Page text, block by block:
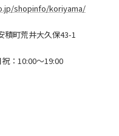
shopinfo/koriyama/
町荒井大久保43-1
：10:00～19:00